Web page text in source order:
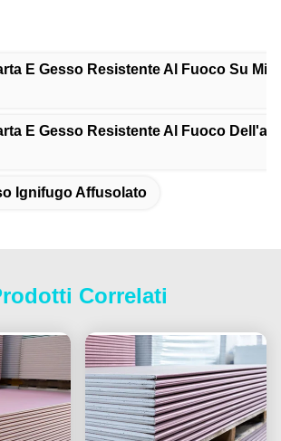
E Gesso Resistente Al Fuoco Su
E Gesso Resistente Al Fuoco
Ignifugo Affusolato
Correlati